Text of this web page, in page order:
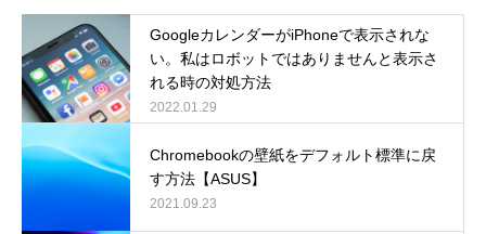
GoogleカレンダーがiPhoneで表示されな
い。私はロボットではありませんと表示さ
れる時の対処方法
2022.01.29
Chromebookの壁紙をデフォルト標準に戻
す方法【ASUS】
2021.09.23